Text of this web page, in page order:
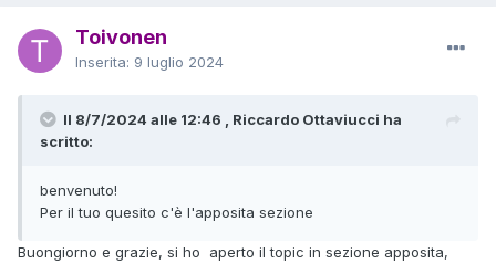
Toivonen
Inserita: 9 luglio 2024
Il 8/7/2024 alle 12:46 , Riccardo Ottaviucci ha
scritto:
benvenuto!
Per il tuo quesito c'è l'apposita sezione
Buongiorno e grazie, si ho aperto il topic in sezione apposita,